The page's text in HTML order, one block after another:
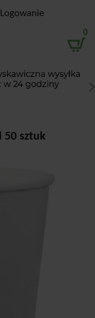
Logowanie
0
50 sztuk